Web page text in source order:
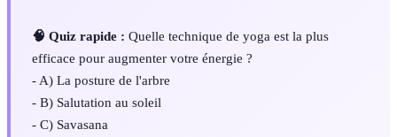
🧠 Quiz rapide : Quelle technique de yoga est la plus
efficace pour augmenter votre énergie ?
- A) La posture de l'arbre
- B) Salutation au soleil
- C) Savasana